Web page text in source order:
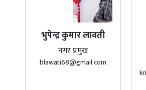
भुपेन्द्र कुमार लावती
नगर प्रमुख
blawati68@gmail.com